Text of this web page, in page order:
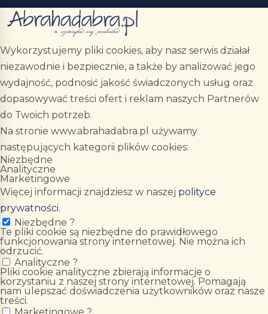
Wykorzystujemy pliki cookies, aby nasz serwis działał
niezawodnie i bezpiecznie, a także by analizować jego
wydajność, podnosić jakość świadczonych usług oraz
dopasowywać treści ofert i reklam naszych Partnerów
do Twoich potrzeb.
Na stronie www.abrahadabra.pl używamy
następujących kategorii plików cookies:
Niezbędne
Analityczne
Marketingowe
Więcej informacji znajdziesz w naszej polityce
prywatności.
Niezbędne ?
Te pliki cookie są niezbędne do prawidłowego
funkcjonowania strony internetowej. Nie można ich
odrzucić.
Analityczne ?
Pliki cookie analityczne zbierają informacje o
korzystaniu z naszej strony internetowej. Pomagają
nam ulepszać doświadczenia użytkowników oraz nasze
treści.